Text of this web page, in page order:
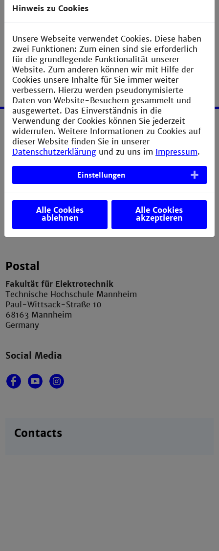
Service
Anfahrt
Impressum
Verbesserungsvorschlag melden
Postal
Fakultät für Elektrotechnik
Technische Hochschule Mannheim
Paul-Wittsack-Straße 10
68163 Mannheim
Germany
Social Media
Contacts
Hinweis zu Cookies
Unsere Webseite verwendet Cookies. Diese haben
zwei Funktionen: Zum einen sind sie erforderlich
für die grundlegende Funktionalität unserer
Website. Zum anderen können wir mit Hilfe der
Cookies unsere Inhalte für Sie immer weiter
verbessern. Hierzu werden pseudonymisierte
Daten von Website-Besuchern gesammelt und
ausgewertet. Das Einverständnis in die
Verwendung der Cookies können Sie jederzeit
widerrufen. Weitere Informationen zu Cookies auf
dieser Website finden Sie in unserer
Datenschutzerklärung und zu uns im Impressum.
Einstellungen
Alle Cookies
ablehnen
Alle Cookies
akzeptieren